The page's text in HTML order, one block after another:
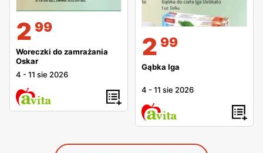
2 99
Woreczki do zamrażania
Oskar
4 -11 sie 2026
2 99
Gąbka Iga
4 -11 sie 2026